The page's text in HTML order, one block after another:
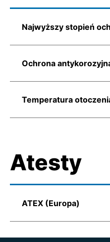
Najwyższy stopień
Ochrona
Temperatura
Atesty
ATEX (Europa)